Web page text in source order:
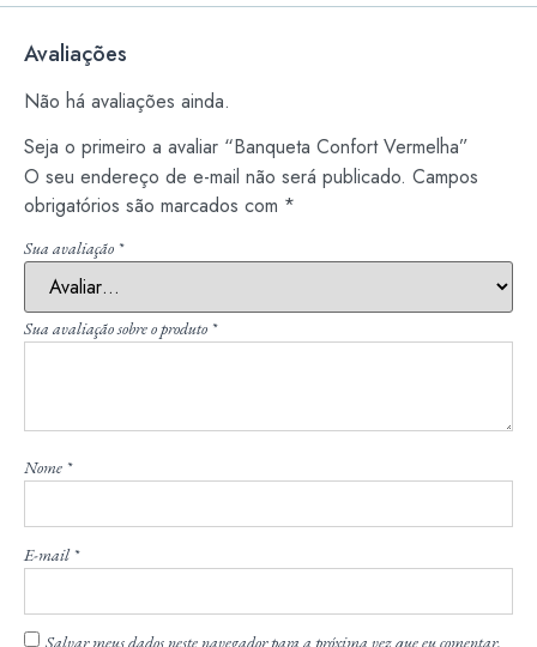
Avaliações
Não há avaliações ainda.
Seja o primeiro a avaliar “Banqueta Confort Vermelha”
O seu endereço de e-mail não será publicado. Campos
obrigatórios são marcados com *
Sua avaliação *
Sua avaliação sobre o produto *
Nome *
E-mail*
Salvar meus dados neste navegador para a próxima vez que eu comentar.